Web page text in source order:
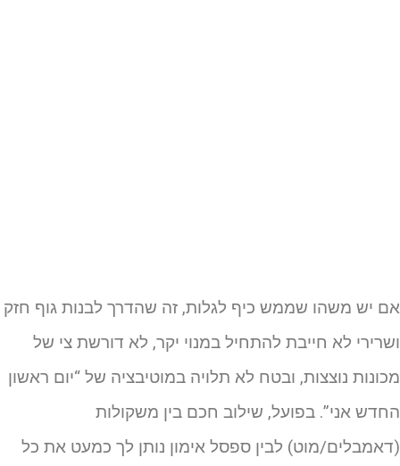
יש משהו שממש כיף לגלות, זה שהדרך לבנות גוף חזק
לא חייבת להתחיל במנוי יקר, לא דורשת צי של
נוצצות, ובטח לא תלויה במוטיבציה של “יום ראשון
אני”. בפועל, שילוב חכם בין משקולות
מוט) לבין ספסל אימון נותן לך כמעט את כל